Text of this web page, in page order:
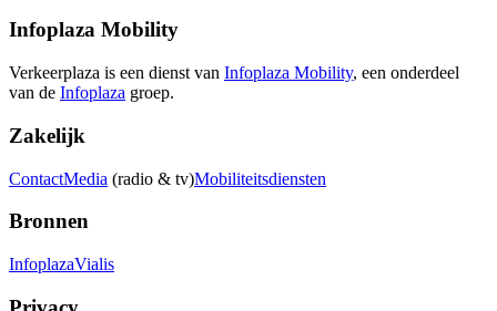
Infoplaza Mobility
Verkeerplaza is een dienst van Infoplaza Mobility, een onderdeel
van de Infoplaza groep.
Zakelijk
ContactMedia (radio & tv)Mobiliteitsdiensten
Bronnen
InfoplazaVialis